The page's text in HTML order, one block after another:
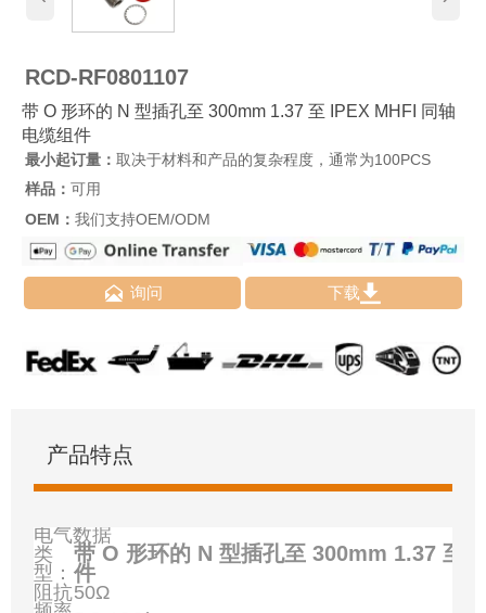
RCD-RF0801107
带 O 形环的 N 型插孔至 300mm 1.37 至 IPEX MHFI 同轴
电缆组件
最小起订量： 取决于材料和产品的复杂程度，通常为100PCS
样品： 可用
OEM： 我们支持OEM/ODM
 询问 下载
产品特点
电气数据
类
型：
带 O 形环的 N 型插孔至 300mm 1.37 至
件
阻抗50Ω